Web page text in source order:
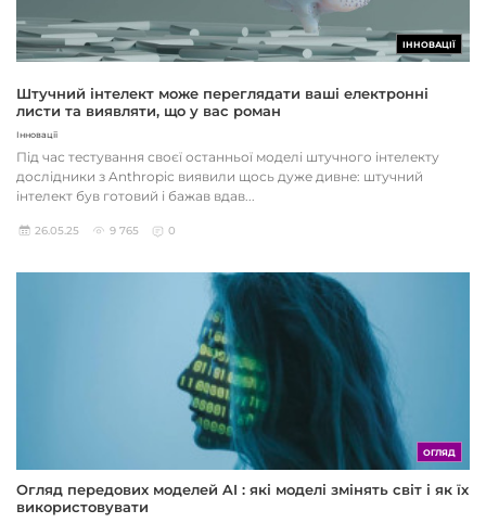
ІННОВАЦІЇ
Штучний інтелект може переглядати ваші електронні
листи та виявляти, що у вас роман
Інновації
Під час тестування своєї останньої моделі штучного інтелекту
дослідники з Anthropic виявили щось дуже дивне: штучний
інтелект був готовий і бажав вдав...
26.05.25 9 765 0
ОГЛЯД
Огляд передових моделей AI : які моделі змінять світ і як їх
використовувати